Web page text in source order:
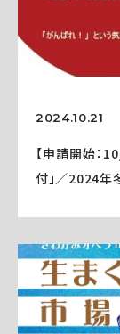
2024.10.21
【申請開始：
付」／2024年